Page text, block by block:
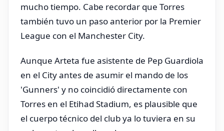
mucho tiempo. Cabe recordar que Torres
también tuvo un paso anterior por la Premier
League con el Manchester City.
Aunque Arteta fue asistente de Pep Guardiola
en el City antes de asumir el mando de los
'Gunners' y no coincidió directamente con
Torres en el Etihad Stadium, es plausible que
el cuerpo técnico del club ya lo tuviera en su